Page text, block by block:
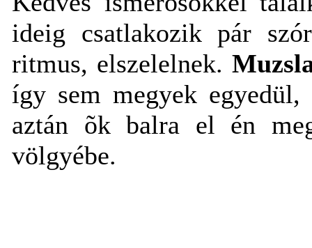
ideig csatlakozik pár
ritmus, elszelelnek.
így sem megyek
aztán õk balra el én
völgyébe.